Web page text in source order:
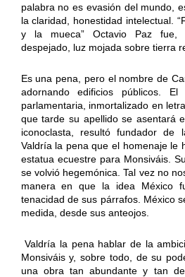
palabra no es evasión del mundo,
la claridad, honestidad intelectual.
y la mueca” Octavio Paz fue,
despejado, luz mojada sobre tierra
Es una pena, pero el nombre de
adornando edificios públicos.
parlamentaria, inmortalizado en
que tarde su apellido se asentará
iconoclasta, resultó fundador de
Valdría la pena que el homenaje le
estatua ecuestre para Monsiváis.
se volvió hegemónica. Tal vez no
manera en que la idea México
tenacidad de sus párrafos. México
medida, desde sus anteojos.
Valdría la pena hablar de la
Monsiváis y, sobre todo, de su
una obra tan abundante y tan